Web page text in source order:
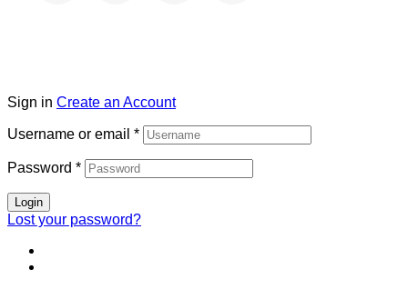
Sign in Create an Account
Username or email *
Password *
Login
Lost your password?